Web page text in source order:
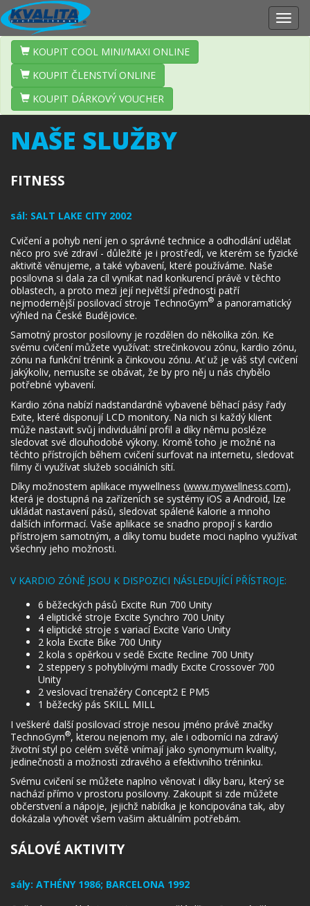
NAŠE SLUŽBY
FITNESS
sál: SALT LAKE CITY 2002
Cvičení a pohyb není jen o správné technice a odhodlání udělat
něco pro své zdraví - důležité je i prostředí, ve kterém se fyzické
aktivitě věnujeme, a také vybavení, které používáme. Naše
posilovna si dala za cíl vynikat nad konkurencí právě v těchto
oblastech, a proto mezi její největší přednosti patří
nejmodernější posilovací stroje TechnoGym® a panoramatický
výhled na České Budějovice.
Samotný prostor posilovny je rozdělen do několika zón. Ke
svému cvičení můžete využívat: strečinkovou zónu, kardio zónu,
zónu na funkční trénink a činkovou zónu. Ať už je váš styl cvičení
jakýkoliv, nemusíte se obávat, že by pro něj u nás chybělo
potřebné vybavení.
Kardio zóna nabízí nadstandardně vybavené běhací pásy řady
Exite, které disponují LCD monitory. Na nich si každý klient
může nastavit svůj individuální profil a díky němu posléze
sledovat své dlouhodobé výkony. Kromě toho je možné na
těchto přístrojích během cvičení surfovat na internetu, sledovat
filmy či využívat služeb sociálních sítí.
Díky možnostem aplikace mywellness (www.mywellness.com),
která je dostupná na zařízeních se systémy iOS a Android, lze
ukládat nastavení pásů, sledovat spálené kalorie a mnoho
dalších informací. Vaše aplikace se snadno propojí s kardio
přístrojem samotným, a díky tomu budete moci naplno využívat
všechny jeho možnosti.
V KARDIO ZÓNĚ JSOU K DISPOZICI NÁSLEDUJÍCÍ PŘÍSTROJE:
6 běžeckých pásů Excite Run 700 Unity
4 eliptické stroje Excite Synchro 700 Unity
4 eliptické stroje s variací Excite Vario Unity
2 kola Excite Bike 700 Unity
2 kola s opěrkou v sedě Excite Recline 700 Unity
2 steppery s pohyblivými madly Excite Crossover 700
Unity
2 veslovací trenažéry Concept2 E PM5
1 běžecký pás SKILL MILL
I veškeré další posilovací stroje nesou jméno právě značky
TechnoGym®, kterou nejenom my, ale i odborníci na zdravý
životní styl po celém světě vnímají jako synonymum kvality,
jedinečnosti a možnosti zdravého a efektivního tréninku.
Svému cvičení se můžete naplno věnovat i díky baru, který se
nachází přímo v prostoru posilovny. Zakoupit si zde můžete
občerstvení a nápoje, jejichž nabídka je koncipována tak, aby
dokázala vyhovět všem vašim aktuálním potřebám.
SÁLOVÉ AKTIVITY
sály: ATHÉNY 1986; BARCELONA 1992
KOUPIT COOL MINI/MAXI ONLINE
KOUPIT ČLENSTVÍ ONLINE
KOUPIT DÁRKOVÝ VOUCHER